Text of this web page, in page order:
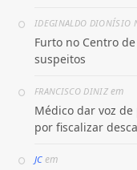
IDEGINALDO DIONÍSIO
Furto no Centro
suspeitos
FRANCISCO DINIZem
Médico dar voz
por fiscalizar
JCem